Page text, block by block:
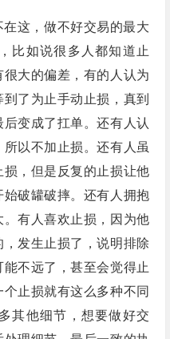
这，做不好交易的最大
比如说很多人都知道止
大的偏差，有的人认为
了为止手动止损，真到
变成了扛单。还有人认
以不加止损。还有人虽
，但是反复的止损让他
破罐破摔。还有人拥抱
有人喜欢止损，因为他
发生止损了，说明排除
不远了，甚至会觉得止
止损就有这么多种不同
其他细节，想要做好交